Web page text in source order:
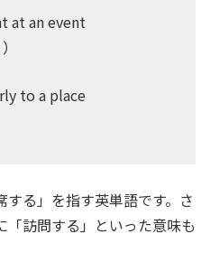
at an event
to a place
る」を指す英単語です。さ
「訪問する」といった意味も